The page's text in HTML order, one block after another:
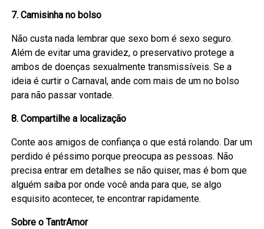
7. Camisinha no bolso
Não custa nada lembrar que sexo bom é sexo seguro.
Além de evitar uma gravidez, o preservativo protege a
ambos de doenças sexualmente transmissíveis. Se a
ideia é curtir o Carnaval, ande com mais de um no bolso
para não passar vontade.
8. Compartilhe a localização
Conte aos amigos de confiança o que está rolando. Dar um
perdido é péssimo porque preocupa as pessoas. Não
precisa entrar em detalhes se não quiser, mas é bom que
alguém saiba por onde você anda para que, se algo
esquisito acontecer, te encontrar rapidamente.
Sobre o TantrAmor